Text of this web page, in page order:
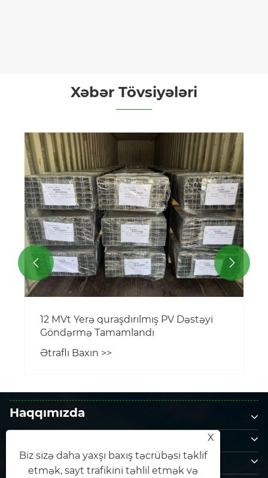
Xəbər Tövsiyələri
Fotovoltaik bina inteqrasiyasının xüsusi
tətbiqləri nələrdir?
Ətraflı Baxın >>
 
Haqqımızda
Bizimlə əlaqə saxlayın
X
Biz sizə daha yaxşı baxış təcrübəsi təklif
etmək, sayt trafikini təhlil etmək və